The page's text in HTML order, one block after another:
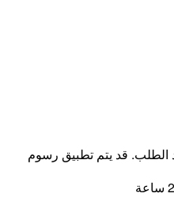
الطلب. قد يتم تطبيق رسوم